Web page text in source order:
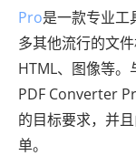
Pro是一款专业工
多其他流行的文
HTML、图像等
PDF Converter
的目标要求，并
单。